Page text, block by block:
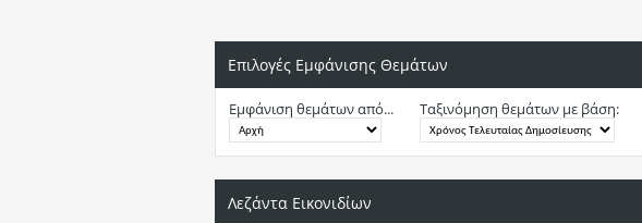
Επιλογές Εμφάνισης Θεμάτων
Εμφάνιση θεμάτων από... Ταξινόμηση θεμάτων με βάση:
Λεζάντα Εικονιδίων